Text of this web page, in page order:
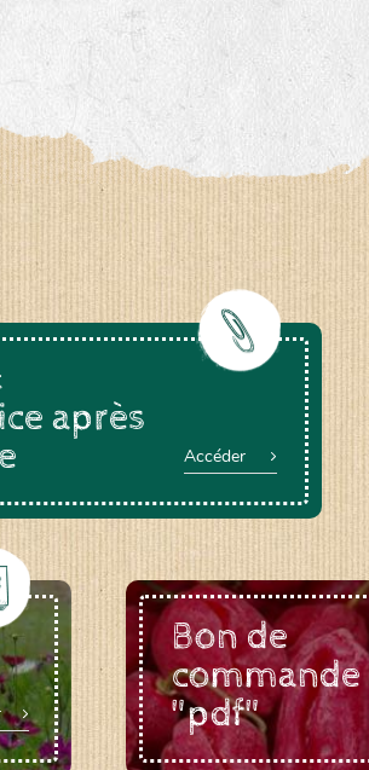
après
Accéder
Bon de
commande
"pdf"